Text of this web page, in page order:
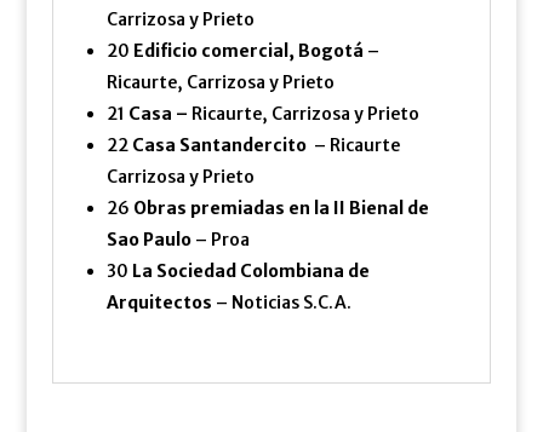
Carrizosa y Prieto
20 Edificio comercial, Bogotá –
Ricaurte, Carrizosa y Prieto
21 Casa – Ricaurte, Carrizosa y Prieto
22 Casa Santandercito– Ricaurte
Carrizosa y Prieto
26 Obras premiadas en la II Bienal de
Sao Paulo– Proa
30 La Sociedad Colombiana de
Arquitectos – Noticias S.C.A.